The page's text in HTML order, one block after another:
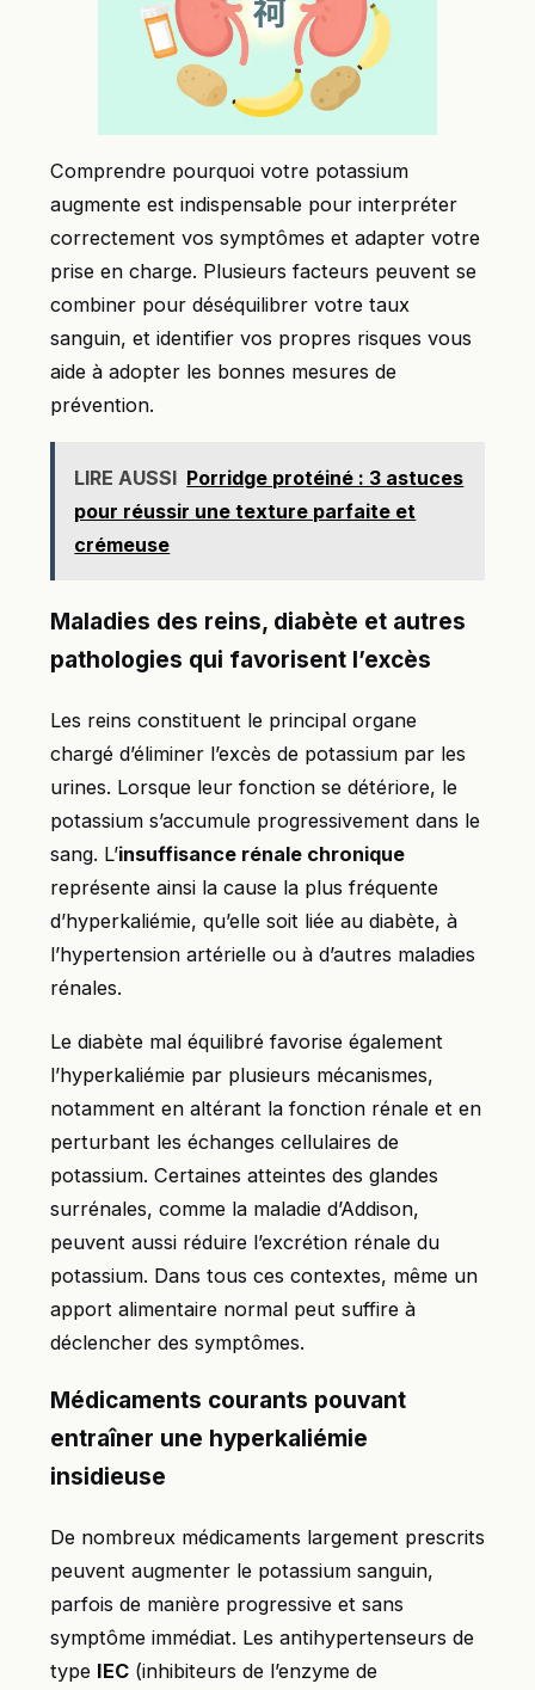
Comprendre pourquoi votre potassium
augmente est indispensable pour interpréter
correctement vos symptômes et adapter votre
prise en charge. Plusieurs facteurs peuvent se
combiner pour déséquilibrer votre taux
sanguin, et identifier vos propres risques vous
aide à adopter les bonnes mesures de
prévention.
LIRE AUSSI Porridge protéiné : 3 astuces
pour réussir une texture parfaite et
crémeuse
Maladies des reins, diabète et autres
pathologies qui favorisent l’excès
Les reins constituent le principal organe
chargé d’éliminer l’excès de potassium par les
urines. Lorsque leur fonction se détériore, le
potassium s’accumule progressivement dans le
sang. L’insuffisance rénale chronique
représente ainsi la cause la plus fréquente
d’hyperkaliémie, qu’elle soit liée au diabète, à
l’hypertension artérielle ou à d’autres maladies
rénales.
Le diabète mal équilibré favorise également
l’hyperkaliémie par plusieurs mécanismes,
notamment en altérant la fonction rénale et en
perturbant les échanges cellulaires de
potassium. Certaines atteintes des glandes
surrénales, comme la maladie d’Addison,
peuvent aussi réduire l’excrétion rénale du
potassium. Dans tous ces contextes, même un
apport alimentaire normal peut suffire à
déclencher des symptômes.
Médicaments courants pouvant
entraîner une hyperkaliémie
insidieuse
De nombreux médicaments largement prescrits
peuvent augmenter le potassium sanguin,
parfois de manière progressive et sans
symptôme immédiat. Les antihypertenseurs de
type IEC (inhibiteurs de l’enzyme de